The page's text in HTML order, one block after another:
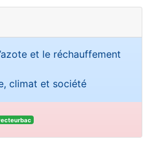
et le réchauffement
climat et société